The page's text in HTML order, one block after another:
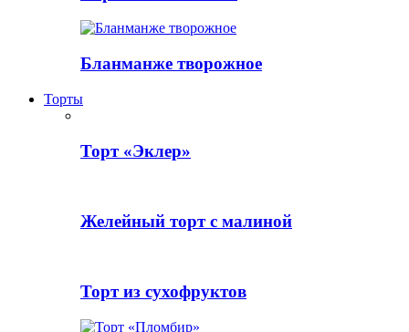
Бланманже творожное
Торты
Торт «Эклер»
Желейный торт с малиной
Торт из сухофруктов